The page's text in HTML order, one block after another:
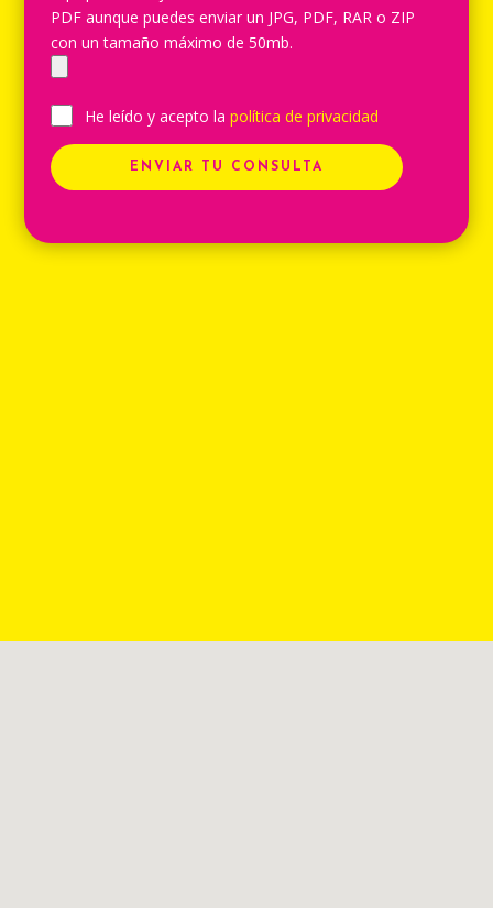
PDF aunque puedes enviar un JPG, PDF, RAR o ZIP
con un tamaño máximo de 50mb.
He leído y acepto lapolítica de privacidad